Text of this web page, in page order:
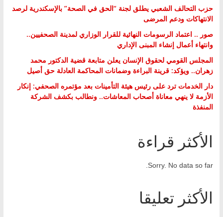
حزب التحالف الشعبي يطلق لجنة “الحق في الصحة” بالإسكندرية لرصد
الانتهاكات ودعم المرضى
صور .. اعتماد الرسومات النهائية للقرار الوزاري لمدينة الصحفيين..
وانتهاء أعمال إنشاء المبنى الإداري
المجلس القومي لحقوق الإنسان يعلن متابعة قضية الدكتور محمد
زهران.. ويؤكد: قرينة البراءة وضمانات المحاكمة العادلة حق أصيل
دار الخدمات ترد على رئيس هيئة التأمينات بعد مؤتمره الصحفي: إنكار
الأزمة لا ينهي معاناة أصحاب المعاشات.. ونطالب بكشف الشركة
المنفذة
الأكثر قراءة
Sorry. No data so far.
الأكثر تعليقا